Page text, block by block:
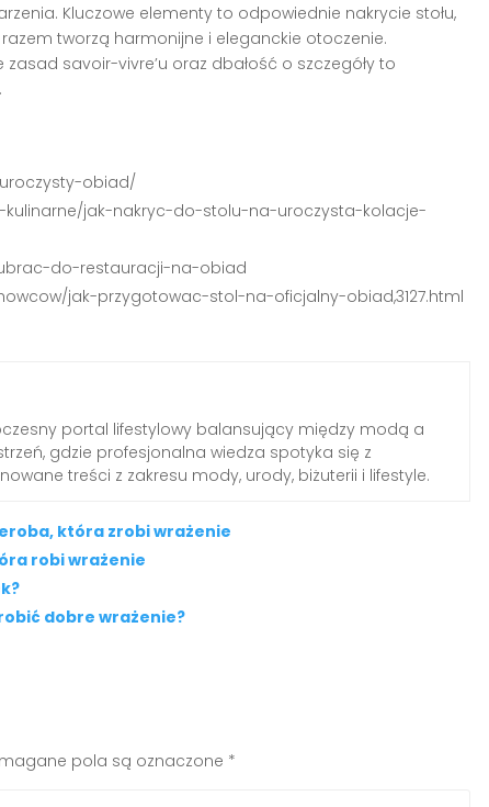
Kluczowe elementy to odpowiednie nakrycie stołu,
tworzą harmonijne i eleganckie otoczenie.
savoir-vivre’u oraz dbałość o szczegóły to
obiad/
jak-nakryc-do-stolu-na-uroczysta-kolacje-
do-restauracji-na-obiad
jak-przygotowac-stol-na-oficjalny-obiad,3127.html
portal lifestylowy balansujący między modą a
gdzie profesjonalna wiedza spotyka się z
treści z zakresu mody, urody, biżuterii i lifestyle.
która zrobi wrażenie
robi wrażenie
dobre wrażenie?
pola są oznaczone *